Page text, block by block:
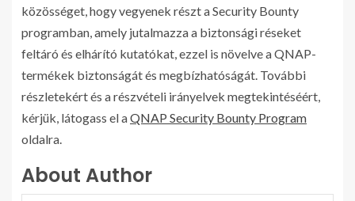
közösséget, hogy vegyenek részt a Security Bounty
programban, amely jutalmazza a biztonsági réseket
feltáró és elhárító kutatókat, ezzel is növelve a QNAP-
termékek biztonságát és megbízhatóságát. További
részletekért és a részvételi irányelvek megtekintéséért,
kérjük, látogass el aQNAP Security Bounty Program
oldalra.
About Author